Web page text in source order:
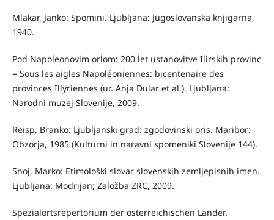
Mlakar, Janko: Spomini. Ljubljana: Jugoslovanska knjigarna,
1940.
Pod Napoleonovim orlom: 200 let ustanovitve Ilirskih provinc
= Sous les aigles Napoléoniennes: bicentenaire des
provinces Illyriennes (ur. Anja Dular et al.). Ljubljana:
Narodni muzej Slovenije, 2009.
Reisp, Branko: Ljubljanski grad: zgodovinski oris. Maribor:
Obzorja, 1985 (Kulturni in naravni spomeniki Slovenije 144).
Snoj, Marko: Etimološki slovar slovenskih zemljepisnih imen.
Ljubljana: Modrijan; Založba ZRC, 2009.
Spezialortsrepertorium der österreichischen Länder.